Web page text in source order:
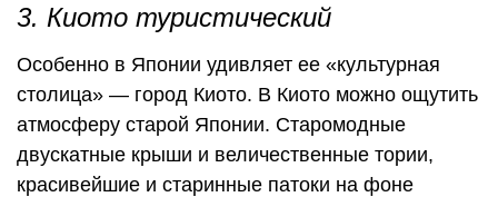
3. Киото туристический
Особенно в Японии удивляет ее «культурная
столица» — город Киото. В Киото можно ощутить
атмосферу старой Японии. Старомодные
двускатные крыши и величественные тории,
красивейшие и старинные патоки на фоне